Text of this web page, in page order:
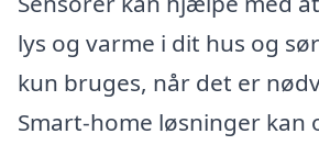
lys og varme i dit hus og
kun bruges, når det er
Smart-home løsninger kan